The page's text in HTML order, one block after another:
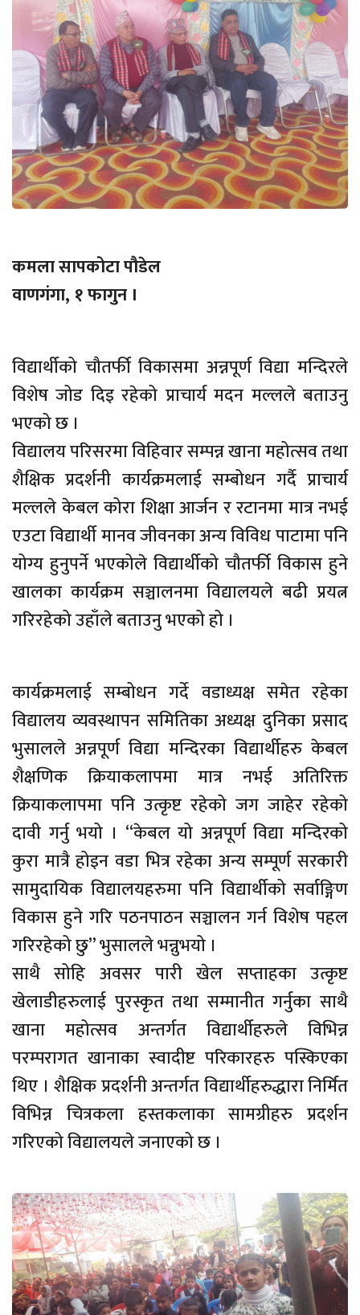
कमला सापकोटा पौडेल
वाणगंगा, १ फागुन ।
विद्यार्थीको चौतर्फी विकासमा अन्नपूर्ण विद्या मन्दिरले
विशेष जोड दिइ रहेको प्राचार्य मदन मल्लले बताउनु
भएको छ ।
विद्यालय परिसरमा विहिवार सम्पन्न खाना महोत्सव तथा
शैक्षिक प्रदर्शनी कार्यक्रमलाई सम्बोधन गर्दै प्राचार्य
मल्लले केबल कोरा शिक्षा आर्जन र रटानमा मात्र नभई
एउटा विद्यार्थी मानव जीवनका अन्य विविध पाटामा पनि
योग्य हुनुपर्ने भएकोले विद्यार्थीको चौतर्फी विकास हुने
खालका कार्यक्रम सञ्चालनमा विद्यालयले बढी प्रयत्न
गरिरहेको उहाँले बताउनु भएको हो ।
कार्यक्रमलाई सम्बोधन गर्दे वडाध्यक्ष समेत रहेका
विद्यालय व्यवस्थापन समितिका अध्यक्ष दुनिका प्रसाद
भुसालले अन्नपूर्ण विद्या मन्दिरका विद्यार्थीहरु केबल
शैक्षणिक क्रियाकलापमा मात्र नभई अतिरिक्त
क्रियाकलापमा पनि उत्कृष्ट रहेको जग जाहेर रहेको
दावी गर्नु भयो । “केबल यो अन्नपूर्ण विद्या मन्दिरको
कुरा मात्रै होइन वडा भित्र रहेका अन्य सम्पूर्ण सरकारी
सामुदायिक विद्यालयहरुमा पनि विद्यार्थीको सर्वाङ्गिण
विकास हुने गरि पठनपाठन सञ्चालन गर्न विशेष पहल
गरिरहेको छु” भुसालले भन्नुभयो ।
साथै सोहि अवसर पारी खेल सप्ताहका उत्कृष्ट
खेलाडीहरुलाई पुरस्कृत तथा सम्मानीत गर्नुका साथै
खाना महोत्सव अन्तर्गत विद्यार्थीहरुले विभिन्न
परम्परागत खानाका स्वादीष्ट परिकारहरु पस्किएका
थिए । शैक्षिक प्रदर्शनी अन्तर्गत विद्यार्थीहरुद्धारा निर्मित
विभिन्न चित्रकला हस्तकलाका सामग्रीहरु प्रदर्शन
गरिएको विद्यालयले जनाएको छ ।